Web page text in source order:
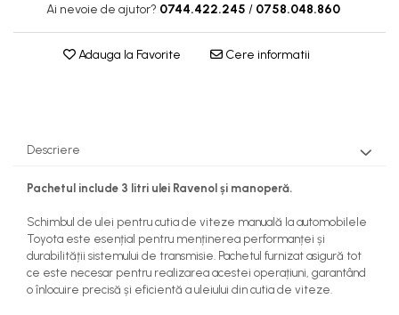
Ai nevoie de ajutor? 0744.422.245 / 0758.048.860
Adauga la Favorite Cere informatii
Descriere
Pachetul include 3 litri ulei Ravenol și manoperă.
Schimbul de ulei pentru cutia de viteze manuală la automobilele
Toyota este esențial pentru menținerea performanței și
durabilității sistemului de transmisie. Pachetul furnizat asigură tot
ce este necesar pentru realizarea acestei operațiuni, garantând
o înlocuire precisă și eficientă a uleiului din cutia de viteze.